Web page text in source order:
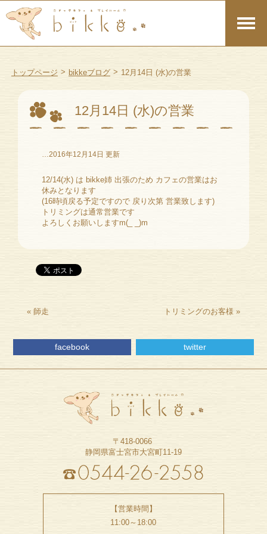
トップページ > bikkeブログ > 12月14日 (水)の営業
12月14日 (水)の営業
…2016年12月14日 更新
12/14(水) は bikke姉 出張のため カフェの営業はお
休みとなります
(16時頃戻る予定ですので 戻り次第 営業致します)
トリミングは通常営業です
よろしくお願いしますm(_ _)m
«師走 トリミングのお客様 »
facebook twitter
〒418-0066
静岡県富士宮市大宮町11-19
【営業時間】
11:00～18:00